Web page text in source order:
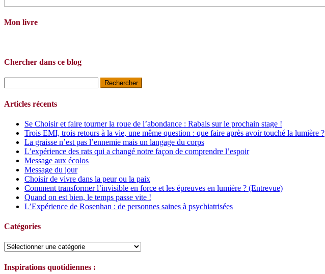
Mon livre
Chercher dans ce blog
Articles récents
Se Choisir et faire tourner la roue de l’abondance : Rabais sur le prochain stage !
Trois EMI, trois retours à la vie, une même question : que faire après avoir touché la lumière ?
La graisse n’est pas l’ennemie mais un langage du corps
L’expérience des rats qui a changé notre façon de comprendre l’espoir
Message aux écolos
Message du jour
Choisir de vivre dans la peur ou la paix
Comment transformer l’invisible en force et les épreuves en lumière ? (Entrevue)
Quand on est bien, le temps passe vite !
L’Expérience de Rosenhan : de personnes saines à psychiatrisées
Catégories
Catégories
Inspirations quotidiennes :